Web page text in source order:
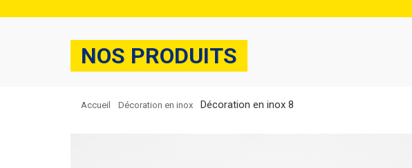
NOS PRODUITS
Accueil Décoration en inox Décoration en inox 8